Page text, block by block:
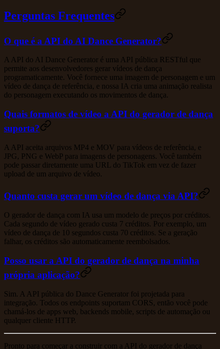
Perguntas Frequentes
O que é a API do AI Dance Generator?
A API do AI Dance Generator é uma API pública RESTful que
permite aos desenvolvedores gerar vídeos de dança
programaticamente. Você fornece uma imagem de personagem e um
vídeo de dança de referência, e nossa IA cria uma animação realista
do personagem executando os movimentos de dança.
Quais formatos de vídeo a API do gerador de dança
suporta?
A API aceita arquivos MP4 e MOV para vídeos de referência, e
JPG, PNG e WebP para imagens de personagens. Você também
pode passar diretamente uma URL do TikTok em vez de fazer
upload de um arquivo de vídeo.
Quanto custa gerar um vídeo de dança via API?
O gerador de dança com IA usa um modelo de preços por créditos.
Cada segundo de vídeo gerado custa 7 créditos. Por exemplo, um
vídeo de dança de 10 segundos custa 70 créditos. Se a geração
falhar, os créditos são automaticamente reembolsados.
Posso usar a API do gerador de dança na minha
própria aplicação?
Sim. A API pública do Dance Generator foi projetada para
integração. Todos os endpoints suportam CORS, então você pode
chamá-los de apps web, backends mobile, scripts de automação ou
qualquer cliente HTTP.
Pronto para começar a construir com a API do gerador de dança